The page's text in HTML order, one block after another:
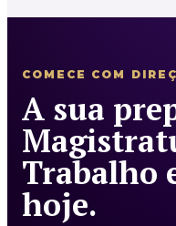
COMECE COM
A sua
Trabalho
hoje.